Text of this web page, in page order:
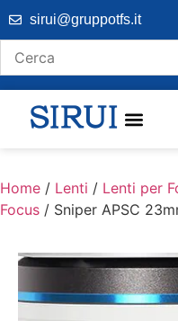
sirui@gruppotfs.it
Home / Lenti / Lenti per
Focus / Sniper APSC